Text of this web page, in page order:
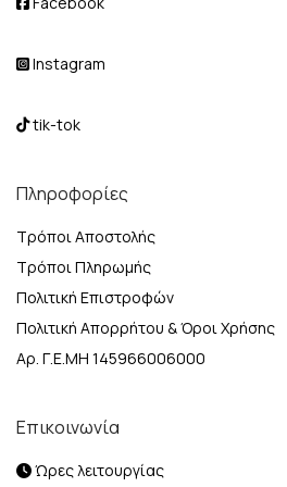
Instagram
tik-tok
Πληροφορίες
Τρόποι Αποστολής
Τρόποι Πληρωμής
Πολιτική Επιστροφών
Πολιτική Απορρήτου & Όροι Χρήσης
Αρ. Γ.Ε.ΜΗ 145966006000
Επικοινωνία
Ώρες λειτουργίας